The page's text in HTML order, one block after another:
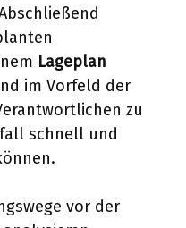
Lageplan
im Vorfeld der
zu
schnell und
vor der